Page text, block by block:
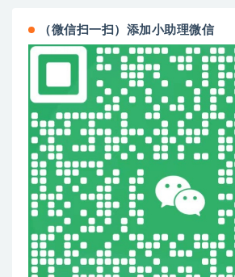
（微信扫一扫）添加小助理微信